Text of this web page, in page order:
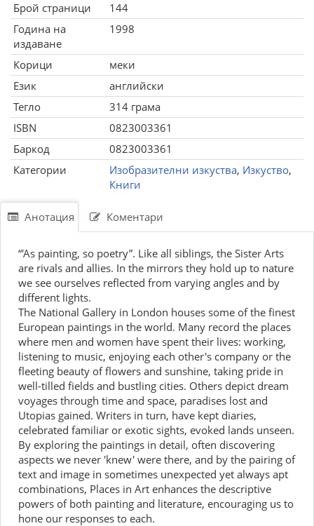
Брой страници
144
Година на
издаване
1998
Корици
меки
Език
английски
Тегло
314 грама
ISBN
0823003361
Баркод
0823003361
Категории
Изобразителни изкуства, Изкуство,
Книги
Анотация Коментари
“'As painting, so poetry”. Like all siblings, the Sister Arts
are rivals and allies. In the mirrors they hold up to nature
we see ourselves reflected from varying angles and by
different lights.
The National Gallery in London houses some of the finest
European paintings in the world. Many record the places
where men and women have spent their lives: working,
listening to music, enjoying each other's company or the
fleeting beauty of flowers and sunshine, taking pride in
well-tilled fields and bustling cities. Others depict dream
voyages through time and space, paradises lost and
Utopias gained. Writers in turn, have kept diaries,
celebrated familiar or exotic sights, evoked lands unseen.
By exploring the paintings in detail, often discovering
aspects we never 'knew' were there, and by the pairing of
text and image in sometimes unexpected yet always apt
combinations, Places in Art enhances the descriptive
powers of both painting and literature, encouraging us to
hone our responses to each.